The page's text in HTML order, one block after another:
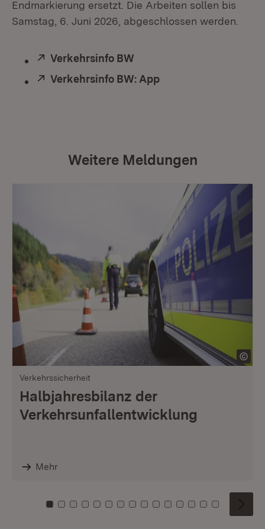
Endmarkierung ersetzt. Die Arbeiten sollen bis
Samstag, 6. Juni 2026, abgeschlossen werden.
Extern:
Verkehrsinfo BW
Extern:
Verkehrsinfo BW: App
Weitere Meldungen
Verkehrssicherheit
Halbjahresbilanz der
Verkehrsunfallentwicklung
Mehr
Zu Kachel: 0
Zu Kachel: 1
Zu Kachel: 2
Zu Kachel: 3
Zu Kachel: 4
Zu Kachel: 5
Zu Kachel: 6
Zu Kachel: 7
Zu Kachel: 8
Zu Kachel: 9
Zu Kachel: 10
Zu Kachel: 11
Zu Kachel: 12
Zu Kachel:
Zu